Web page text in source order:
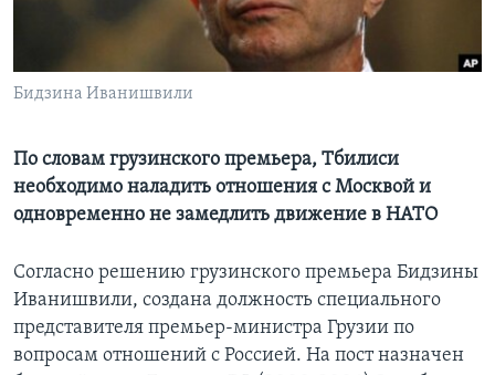
СОЦИАЛЬНЫЕ СЕТИ
Языки
Бидзина Иванишвили
По словам грузинского премьера, Тбилиси
необходимо наладить отношения с Москвой и
одновременно не замедлить движение в НАТО
Согласно решению грузинского премьера Бидзины
Иванишвили, создана должность специального
представителя премьер-министра Грузии по
вопросам отношений с Россией. На пост назначен